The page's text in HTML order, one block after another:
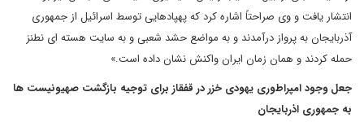
انتشار یافت و وی صراحتاً اشاره کرد که پهپادهایی توسط اسرائیل از جمهوری
آذربایجان به پرواز درآمدند و به مواضع حشد شعبی و به سایت هسته ای نطنز
حمله کردند و همان زمان ایران واکنش نشان داده است.»
جعل وجود امپراطوری یهودی خزر در قفقاز برای توجیه بازگشت صهیونیست ها
به جمهوری اذربایجان